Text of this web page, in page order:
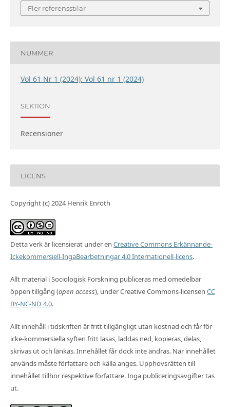
Fler referensstilar
NUMMER
Vol 61 Nr 1 (2024): Vol 61 nr 1 (2024)
SEKTION
Recensioner
LICENS
Copyright (c) 2024 Henrik Enroth
Detta verk är licensierat under en Creative Commons Erkännande-
Ickekommersiell-IngaBearbetningar 4.0 Internationell-licens.
Allt material i Sociologisk Forskning publiceras med omedelbar
öppen tillgång (open access), under Creative Commons-licensen CC
BY-NC-ND 4.0.
Allt innehåll i tidskriften är fritt tillgängligt utan kostnad och får för
icke-kommersiella syften fritt läsas, laddas ned, kopieras, delas,
skrivas ut och länkas. Innehållet får dock inte ändras. När innehållet
används måste författare och källa anges. Upphovsrätten till
innehållet tillhör respektive författare. Inga publiceringsavgifter tas
ut.